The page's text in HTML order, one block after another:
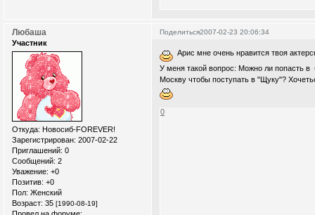
Поделиться2007-02-23 20:06:34
Любаша
Участник
Откуда: Новосиб-FOREVER!
Зарегистрирован: 2007-02-22
Приглашений: 0
Сообщений: 2
Уважение: +0
Позитив: +0
Пол: Женский
Возраст: 35 [1990-08-19]
Арис мне очень нравится твоя
У меня такой вопрос: Можно ли попасть в
Москву чтобы поступать в "Щуку"?
0